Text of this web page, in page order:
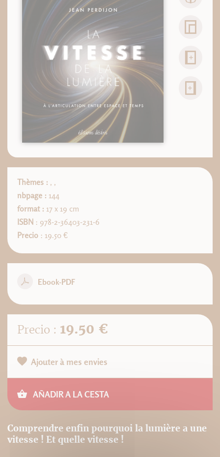
Thèmes : , ,
nbpage : 144
format : 17 x 19 cm
ISBN : 978-2-36403-231-6
Precio : 19.50 €
Ebook-PDF
Precio : 19.50 €
Ajouter à mes envies
AÑADIR A LA CESTA
Comprendre enfin pourquoi la lumière a une
vitesse ! Et quelle vitesse !